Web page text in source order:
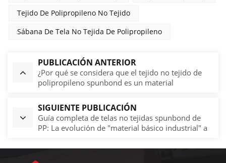
Tejido De Polipropileno No Tejido
Sábana De Tela No Tejida De Polipropileno
PUBLICACIÓN ANTERIOR
¿Por qué se considera que el tejido no tejido de
polipropileno spunbond es un material
SIGUIENTE PUBLICACIÓN
Guía completa de telas no tejidas spunbond de
PP: La evolución de "material básico industrial" a